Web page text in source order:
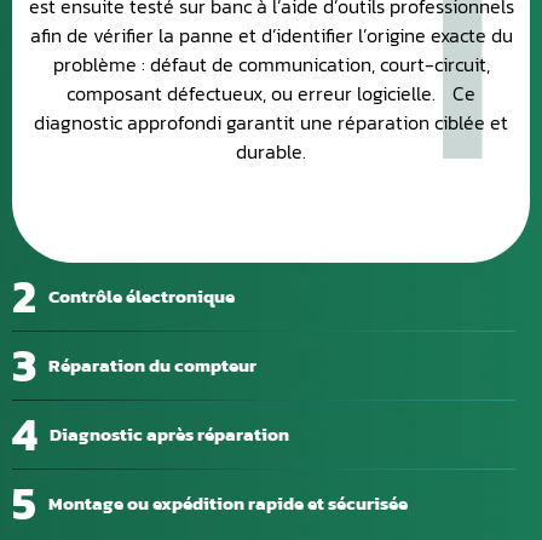
2 Contrôle électronique
3 Réparation du compteur
4 Diagnostic après réparation
5 Montage ou expédition rapide et sécurisée
afin de vérifier la panne et d’identifier l’origine exacte du
problème : défaut de communication, court-circuit,
composant défectueux, ou erreur logicielle. Ce
diagnostic approfondi garantit une réparation ciblée et
durable.